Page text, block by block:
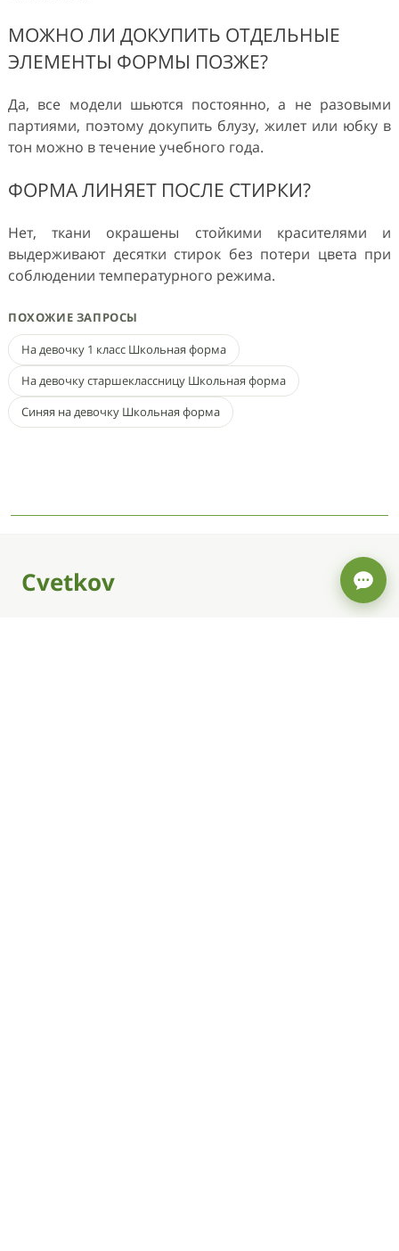
МОЖНО ЛИ ДОКУПИТЬ ОТДЕЛЬНЫЕ
ЭЛЕМЕНТЫ ФОРМЫ ПОЗЖЕ?
Да, все модели шьются постоянно, а не разовыми
партиями, поэтому докупить блузу, жилет или юбку в
тон можно в течение учебного года.
ФОРМА ЛИНЯЕТ ПОСЛЕ СТИРКИ?
Нет, ткани окрашены стойкими красителями и
выдерживают десятки стирок без потери цвета при
соблюдении температурного режима.
ПОХОЖИЕ ЗАПРОСЫ
На девочку 1 класс Школьная форма
На девочку старшеклассницу Школьная форма
Синяя на девочку Школьная форма
Cvetkov